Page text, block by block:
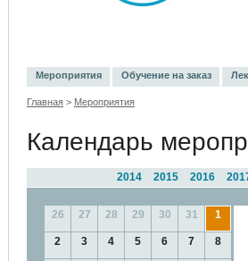
Мероприятия Обучение на заказ
Главная > Мероприятия
Календарь
2016
2015
2014
26 27 28 29 30 31 1
2 3 4 5 6 7 8